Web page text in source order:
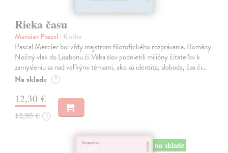
Rieka času
Mercier Pascal | Kniha
Pascal Mercier bol vždy majstrom filozofického rozprávania. Romány
Nočný vlak do Lisabonu či Váha slov podnietili milióny čitateľov k
zamysleniu sa nad veľkými témami, ako sú identita, sloboda, čas či…
Na sklade ?
12,30 €
12,95 € ?
na sklade